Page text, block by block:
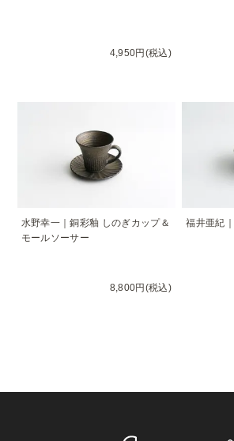
4,950円(税込)
水野幸一｜銅彩釉 しのぎカップ＆
モールソーサー
8,800円(税込)
福井亜紀